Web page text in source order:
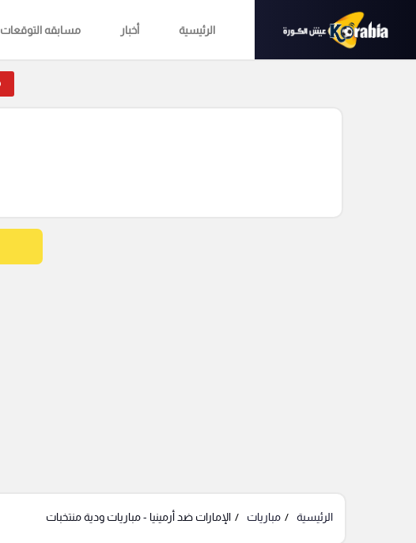
الرئيسية أخبار مسابقه التوقعات
الرئيسية مباريات الإمارات ضد أرمينيا - مباريات ودية منتخبات